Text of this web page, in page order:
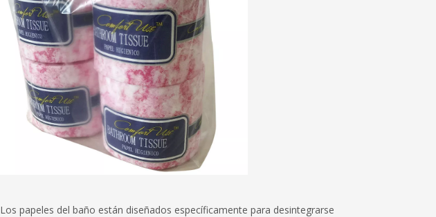
papeles del baño están diseñados específicamente para desintegrarse